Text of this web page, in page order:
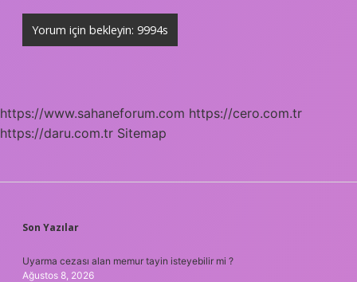
https://www.sahaneforum.com https://cero.com.tr
https://daru.com.tr Sitemap
SIDEBAR
Son Yazılar
Uyarma cezası alan memur tayin isteyebilir mi ?
Ağustos 8, 2026